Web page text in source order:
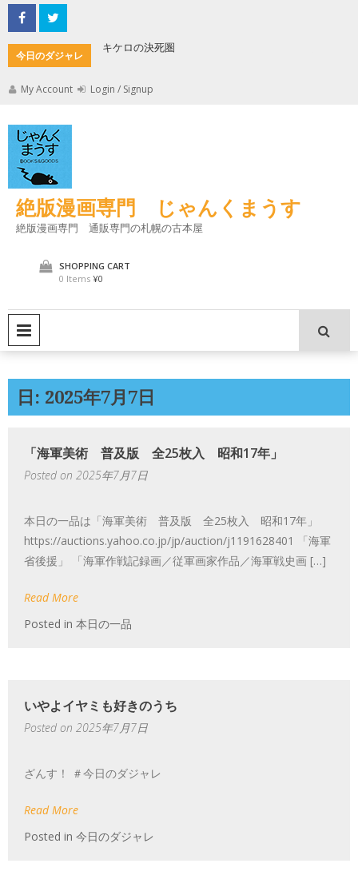
Skip
to
content
今日のダジャレ
キケロの決死圏
My Account Login / Signup
絶版漫画専門 じゃんくまうす
絶版漫画専門 通販専門の札幌の古本屋
SHOPPING CART
0 Items ¥0
日: 2025年7月7日
「海軍美術 普及版 全25枚入 昭和17年」
Posted on 2025年7月7日
本日の一品は「海軍美術 普及版 全25枚入 昭和17年」
https://auctions.yahoo.co.jp/jp/auction/j1191628401 「海軍
省後援」 「海軍作戦記録画／従軍画家作品／海軍戦史画 […]
Read More
Posted in 本日の一品
いやよイヤミも好きのうち
Posted on 2025年7月7日
ざんす！ ＃今日のダジャレ
Read More
Posted in 今日のダジャレ